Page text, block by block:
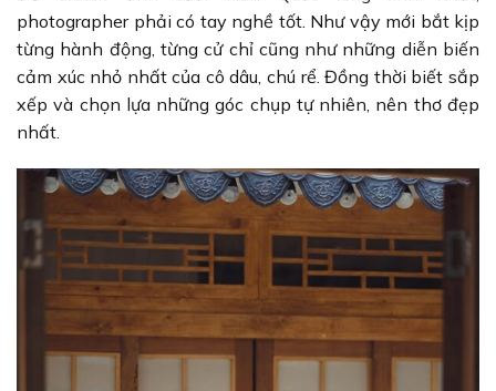
photographer phải có tay nghề tốt. Như vậy mới bắt kịp
từng hành động, từng cử chỉ cũng như những diễn biến
cảm xúc nhỏ nhất của cô dâu, chú rể. Đồng thời biết sắp
xếp và chọn lựa những góc chụp tự nhiên, nên thơ đẹp
nhất.